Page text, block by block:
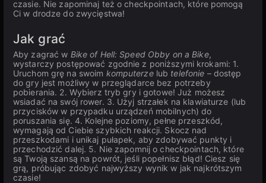
czasie. Nie zapominaj też o checkpointach, które pomogą
Ci w drodze do zwycięstwa!
Jak grać
Aby zagrać w Bike of Hell: Speed Obby on a Bike,
wystarczy postępować zgodnie z poniższymi krokami: 1.
Uruchom grę na swoim komputerzelub telefonie – dostęp
do gry jest możliwy w przeglądarce bez potrzeby
pobierania. 2. Wybierz tryb gry i gotowe! Już możesz
wsiadać na swój rower. 3. Użyj strzałek na klawiaturze (lub
przycisków w przypadku urządzeń mobilnych) do
poruszania się. 4. Kolejne poziomy, pełne przeszkód,
wymagają od Ciebie szybkich reakcji. Skocz nad
przeszkodami i unikaj pułapek, aby zdobywać punkty i
przechodzić dalej. 5. Nie zapomnij o checkpointach, które
są Twoją szansą na powrót, jeśli popełnisz błąd! Ciesz się
grą, próbując zdobyć najwyższy wynik w jak najkrótszym
czasie!